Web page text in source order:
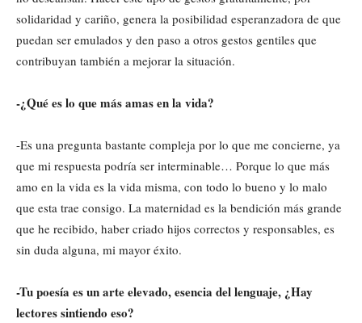
solidaridad y cariño, genera la posibilidad esperanzadora de que
puedan ser emulados y den paso a otros gestos gentiles que
contribuyan también a mejorar la situación.
-¿Qué es lo que más amas en la vida?
-Es una pregunta bastante compleja por lo que me concierne, ya
que mi respuesta podría ser interminable… Porque lo que más
amo en la vida es la vida misma, con todo lo bueno y lo malo
que esta trae consigo. La maternidad es la bendición más grande
que he recibido, haber criado hijos correctos y responsables, es
sin duda alguna, mi mayor éxito.
-Tu poesía es un arte elevado, esencia del lenguaje, ¿Hay
lectores sintiendo eso?